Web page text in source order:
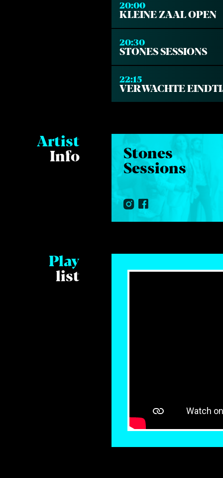
20:00
KLEINE ZAAL OPEN
20:30
STONES SESSIONS
22:15
VERWACHTE
Artist
Info
Stones
Sessions
Play
list